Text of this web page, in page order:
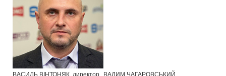
ВАСИЛЬ ВІНТОНЯК, директор
ВАДИМ ЧАГАРОВСЬКИЙ,